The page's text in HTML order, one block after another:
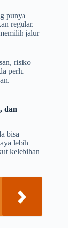
punya
regular.
jalur
risiko
perlu
dan
bisa
lebih
kelebihan